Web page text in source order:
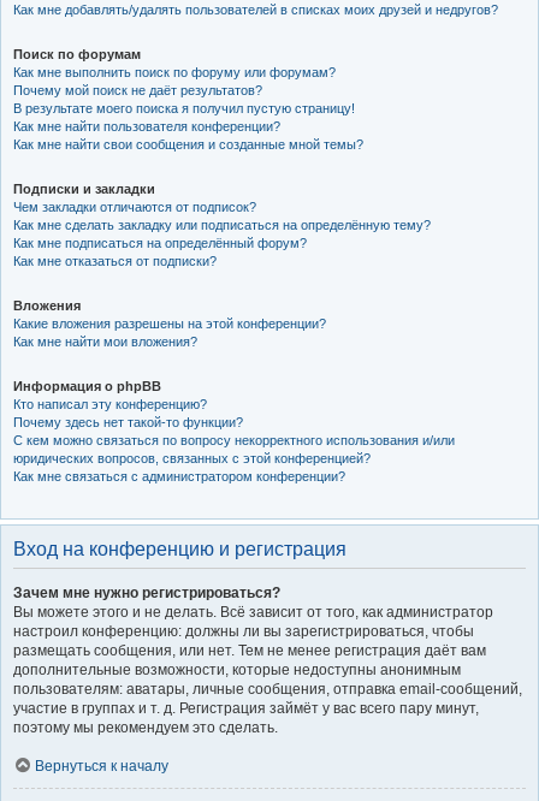
Как мне добавлять/удалять пользователей в списках моих друзей и недругов?
Поиск по форумам
Как мне выполнить поиск по форуму или форумам?
Почему мой поиск не даёт результатов?
В результате моего поиска я получил пустую страницу!
Как мне найти пользователя конференции?
Как мне найти свои сообщения и созданные мной темы?
Подписки и закладки
Чем закладки отличаются от подписок?
Как мне сделать закладку или подписаться на определённую тему?
Как мне подписаться на определённый форум?
Как мне отказаться от подписки?
Вложения
Какие вложения разрешены на этой конференции?
Как мне найти мои вложения?
Информация о phpBB
Кто написал эту конференцию?
Почему здесь нет такой-то функции?
С кем можно связаться по вопросу некорректного использования и/или
юридических вопросов, связанных с этой конференцией?
Как мне связаться с администратором конференции?
Вход на конференцию и регистрация
Зачем мне нужно регистрироваться?
Вы можете этого и не делать. Всё зависит от того, как администратор
настроил конференцию: должны ли вы зарегистрироваться, чтобы
размещать сообщения, или нет. Тем не менее регистрация даёт вам
дополнительные возможности, которые недоступны анонимным
пользователям: аватары, личные сообщения, отправка email-сообщений,
участие в группах и т. д. Регистрация займёт у вас всего пару минут,
поэтому мы рекомендуем это сделать.
Вернуться к началу